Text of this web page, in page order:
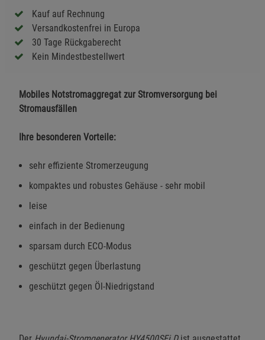
Kauf auf Rechnung
Versandkostenfrei in Europa
30 Tage Rückgaberecht
Kein Mindestbestellwert
Mobiles Notstromaggregat zur Stromversorgung bei
Stromausfällen
Ihre besonderen Vorteile:
sehr effiziente Stromerzeugung
kompaktes und robustes Gehäuse - sehr mobil
leise
einfach in der Bedienung
sparsam durch ECO-Modus
geschützt gegen Überlastung
geschützt gegen Öl-Niedrigstand